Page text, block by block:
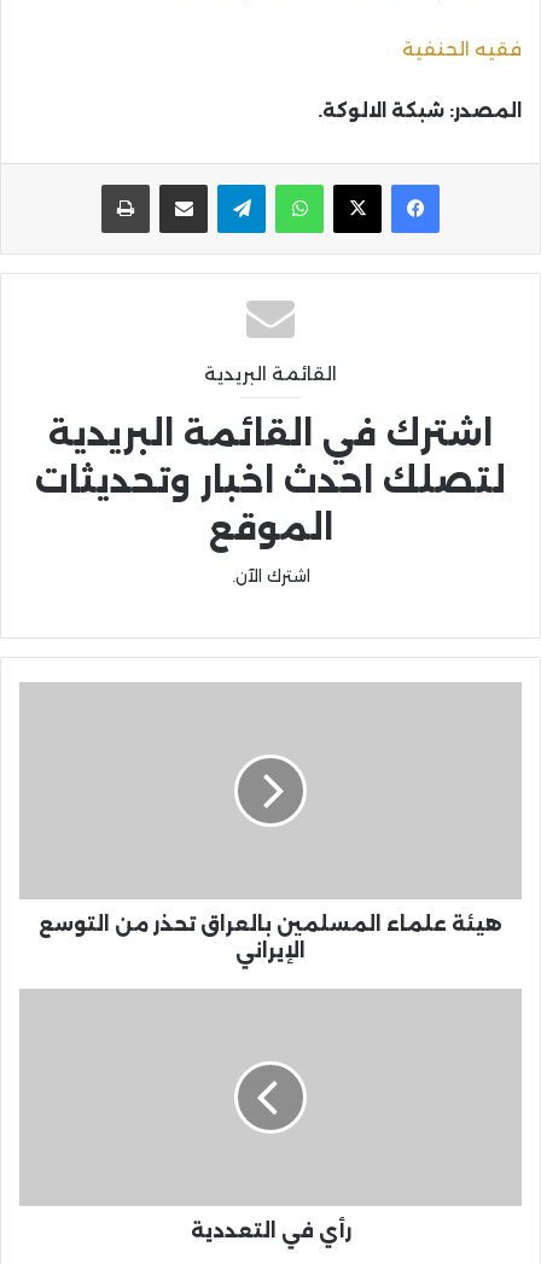
فقيه الحنفية
المصدر: شبكة الالوكة.
واتساب تيلقرام مشاركة عبر البريد
القائمة البريدية
اشترك في القائمة البريدية
لتصلك احدث اخبار وتحديثات
الموقع
اشترك الآن.
هيئة علماء المسلمين بالعراق تحذر من التوسع
الإيراني
رأي في التعددية